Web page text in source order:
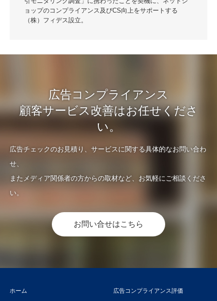
ョップのコンプライアンス及びCS向上をサポートする
（株）フィデス設立。
広告コンプライアンス
顧客サービス改善はお任せくださ
い。
広告チェックのお見積り、サービスに関する具体的なお問い合わ
せ、
またメディア関係者の方からの取材など、お気軽にご相談くださ
い。
お問い合せはこちら
ホーム 広告コンプライアンス評価